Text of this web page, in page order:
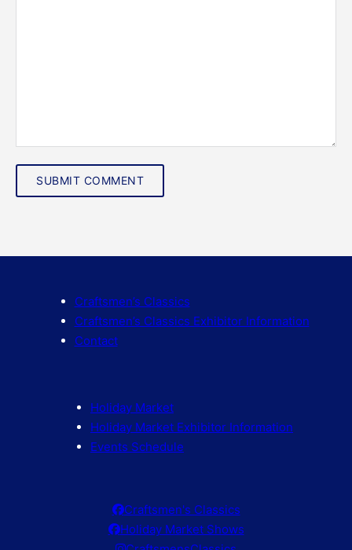
Craftsmen’s Classics
Craftsmen’s Classics Exhibitor Information
Contact
Holiday Market
Holiday Market Exhibitor Information
Events Schedule
Craftsmen's Classics
Holiday Market Shows